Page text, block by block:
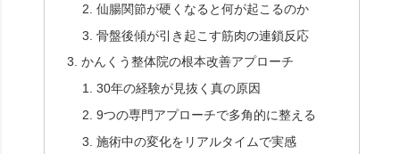
仙腸関節が硬くなると何が起こるのか
骨盤後傾が引き起こす筋肉の連鎖反応
かんくう整体院の根本改善アプローチ
30年の経験が見抜く真の原因
9つの専門アプローチで多角的に整える
施術中の変化をリアルタイムで実感